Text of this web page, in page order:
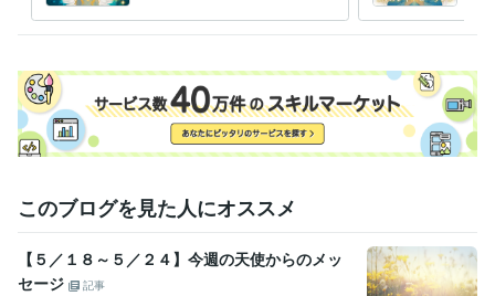
このブログを見た人にオススメ
【５／１８～５／２４】今週の天使からのメッ
セージ
記事